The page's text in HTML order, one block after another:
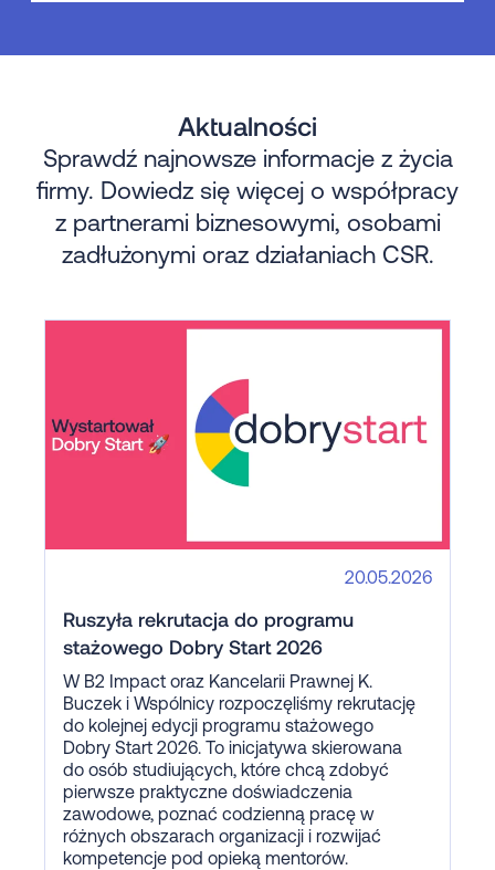
Aktualności
Sprawdź najnowsze informacje z życia
firmy. Dowiedz się więcej o współpracy
z partnerami biznesowymi, osobami
zadłużonymi oraz działaniach CSR.
20.05.2026
Ruszyła rekrutacja do programu
stażowego Dobry Start 2026
W B2 Impact oraz Kancelarii Prawnej K.
Buczek i Wspólnicy rozpoczęliśmy rekrutację
do kolejnej edycji programu stażowego
Dobry Start 2026. To inicjatywa skierowana
do osób studiujących, które chcą zdobyć
pierwsze praktyczne doświadczenia
zawodowe, poznać codzienną pracę w
różnych obszarach organizacji i rozwijać
kompetencje pod opieką mentorów.